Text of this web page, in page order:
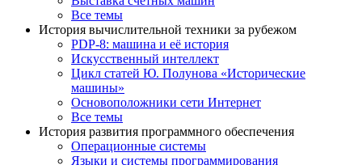
Все темы
История вычислительной техники за рубежом
PDP-8: машина и её история
Искусственный интеллект
Цикл статей Ю. Полунова «Исторические
машины»
Основоположники сети Интернет
Все темы
История развития программного обеспечения
Операционные системы
Языки и системы программирования